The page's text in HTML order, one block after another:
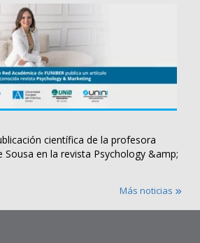
científica de la profesora
Sousa en la revista Psychology &amp;
Más noticias